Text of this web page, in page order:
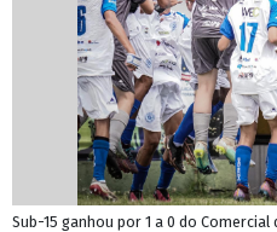
Sub-15 ganhou por 1 a 0 do Comercial